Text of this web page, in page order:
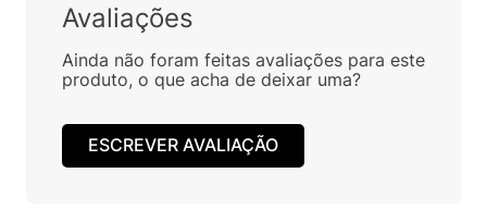
Avaliações
Ainda não foram feitas avaliações para este
produto, o que acha de deixar uma?
ESCREVER AVALIAÇÃO